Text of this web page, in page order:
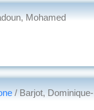
Mohamed
/ Barjot, Dominique-